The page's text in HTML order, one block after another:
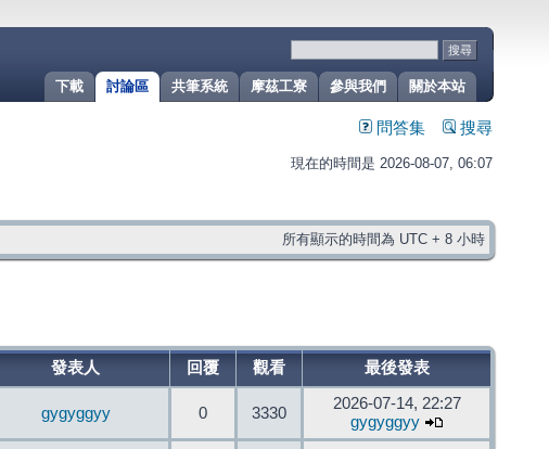
關於本站
參與我們
摩茲工寮
共筆系統
討論區
下載
問答集 搜尋
現在的時間是 2026-08-07, 06:07
所有顯示的時間為 UTC + 8 小時
發表人 回覆 觀看 最後發表
gygyggyy 0 3330
2026-07-14, 22:27
gygyggyy